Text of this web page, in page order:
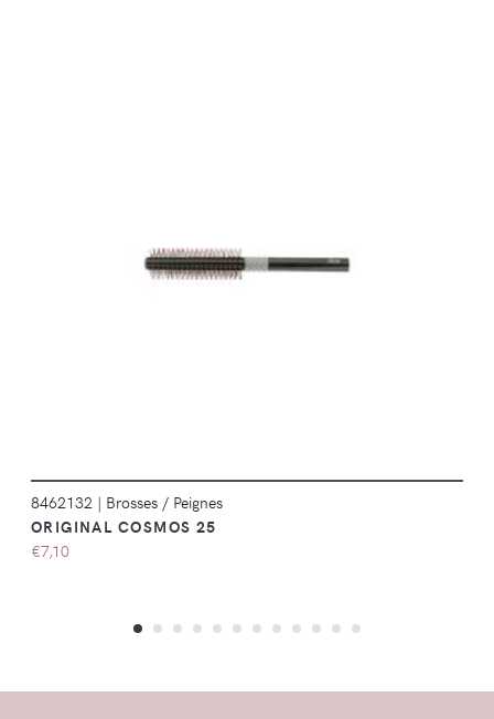
DÉTAILS
8462132 | Brosses / Peignes
ORIGINAL COSMOS 25
€7,10